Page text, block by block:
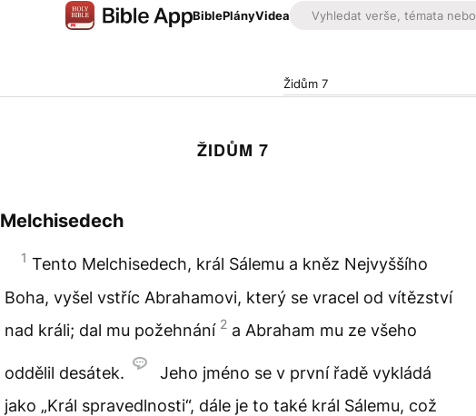
BiblePlányVidea
Židům 7
ŽIDŮM 7
Melchisedech
1 Tento Melchisedech, král Sálemu a kněz Nejvyššího
Boha, vyšel vstříc Abrahamovi, který se vracel od vítězství
nad králi; dal mu požehnání 2 a Abraham mu ze všeho
oddělil desátek.
Jeho jméno se v první řadě vykládá
jako „Král spravedlnosti“, dále je to také král Sálemu, což